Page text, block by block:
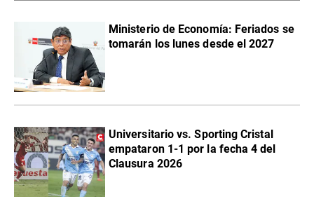
Ministerio de Economía: Feriados se
tomarán los lunes desde el 2027
Universitario vs. Sporting Cristal
empataron 1-1 por la fecha 4 del
Clausura 2026